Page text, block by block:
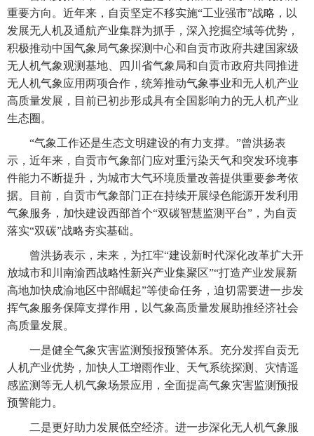
重要方向。近年来，自贡坚定不移实施“工业强市”战略，以
发展无人机及通航产业集群为抓手，深入挖掘空域等优势，
积极推动中国气象局气象探测中心和自贡市政府共建国家级
无人机气象观测基地、四川省气象局和自贡市政府共同推进
无人机气象应用两项合作，统筹推动气象事业和无人机产业
高质量发展，目前已初步形成具有全国影响力的无人机产业
生态圈。
“气象工作还是生态文明建设的有力支撑。”曾洪扬表
示，近年来，自贡市气象部门应对重污染天气和突发环境事
件能力不断提升，为城市大气环境质量改善提供重要参考依
据。目前，自贡市气象部门正在持续开展绿色能源开发利用
气象服务，加快建设西部首个“双碳智慧监测平台”，为自贡
落实“双碳”战略夯实基础。
曾洪扬表示，未来，为扛牢“建设新时代深化改革扩大开
放城市和川南渝西战略性新兴产业集聚区”“打造产业发展新
高地加快成渝地区中部崛起”等使命任务，迫切需要进一步发
挥气象服务保障支撑作用，以气象高质量发展助推经济社会
高质量发展。
一是健全气象灾害监测预报预警体系。充分发挥自贡无
人机产业优势，加快人工增雨作业、天气系统探测、灾情遥
感监测等无人机气象场景应用，全面提高气象灾害监测预报
预警能力。
二是更好助力发展低空经济。进一步深化无人机气象服